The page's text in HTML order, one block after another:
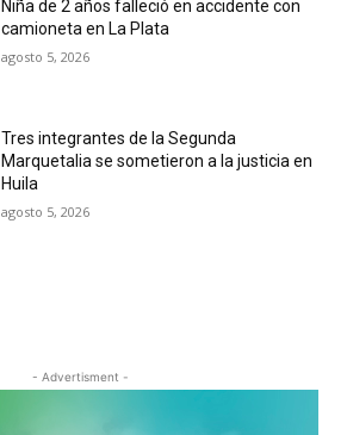
Niña de 2 años falleció en accidente con
camioneta en La Plata
agosto 5, 2026
Tres integrantes de la Segunda
Marquetalia se sometieron a la justicia en
Huila
agosto 5, 2026
- Advertisment -